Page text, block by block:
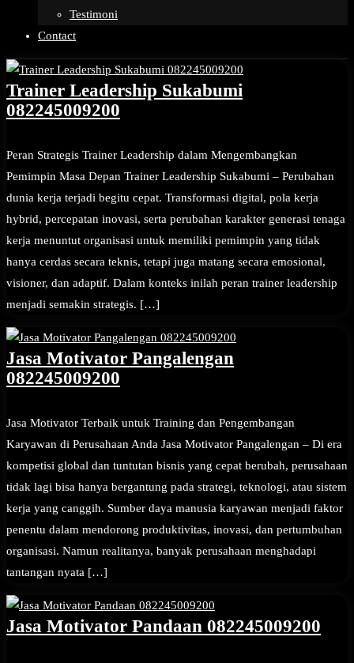
Testimoni
Contact
Trainer Leadership Sukabumi
082245009200
Peran Strategis Trainer Leadership dalam Mengembangkan
Pemimpin Masa Depan Trainer Leadership Sukabumi – Perubahan
dunia kerja terjadi begitu cepat. Transformasi digital, pola kerja
hybrid, percepatan inovasi, serta perubahan karakter generasi tenaga
kerja menuntut organisasi untuk memiliki pemimpin yang tidak
hanya cerdas secara teknis, tetapi juga matang secara emosional,
visioner, dan adaptif. Dalam konteks inilah peran trainer leadership
menjadi semakin strategis. […]
Jasa Motivator Pangalengan
082245009200
Jasa Motivator Terbaik untuk Training dan Pengembangan
Karyawan di Perusahaan Anda Jasa Motivator Pangalengan – Di era
kompetisi global dan tuntutan bisnis yang cepat berubah, perusahaan
tidak lagi bisa hanya bergantung pada strategi, teknologi, atau sistem
kerja yang canggih. Sumber daya manusia karyawan menjadi faktor
penentu dalam mendorong produktivitas, inovasi, dan pertumbuhan
organisasi. Namun realitanya, banyak perusahaan menghadapi
tantangan nyata […]
Jasa Motivator Pandaan 082245009200